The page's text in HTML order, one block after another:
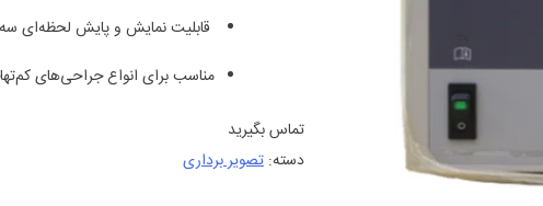
قابلیت نمایش و پایش لحظه‌ای سه
مناسب برای انواع جراحی‌های
تماس بگیرید
دسته:تصویر برداری